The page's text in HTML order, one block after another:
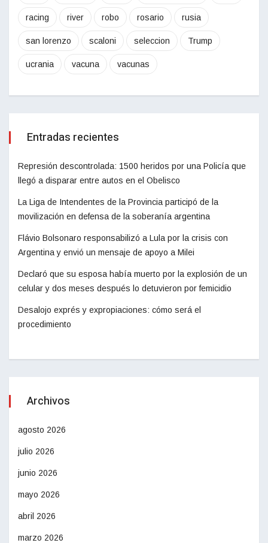
racing river robo rosario rusia
san lorenzo scaloni seleccion Trump
ucrania vacuna vacunas
Entradas recientes
Represión descontrolada: 1500 heridos por una Policía que
llegó a disparar entre autos en el Obelisco
La Liga de Intendentes de la Provincia participó de la
movilización en defensa de la soberanía argentina
Flávio Bolsonaro responsabilizó a Lula por la crisis con
Argentina y envió un mensaje de apoyo a Milei
Declaró que su esposa había muerto por la explosión de un
celular y dos meses después lo detuvieron por femicidio
Desalojo exprés y expropiaciones: cómo será el
procedimiento
Archivos
agosto 2026
julio 2026
junio 2026
mayo 2026
abril 2026
marzo 2026